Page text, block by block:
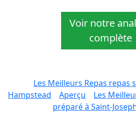
Voir notre
complète
Les Meilleurs Repas repas
Hampstead
Aperçu
Les
préparé à Saint-